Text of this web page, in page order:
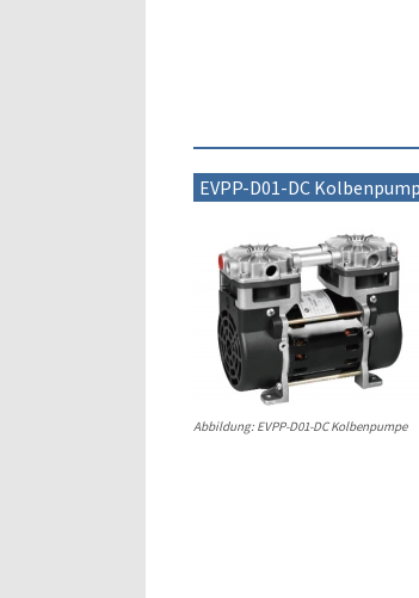
EVPP-D01-DC
Abbildung: EVPP-D01-DC Kolbenpumpe